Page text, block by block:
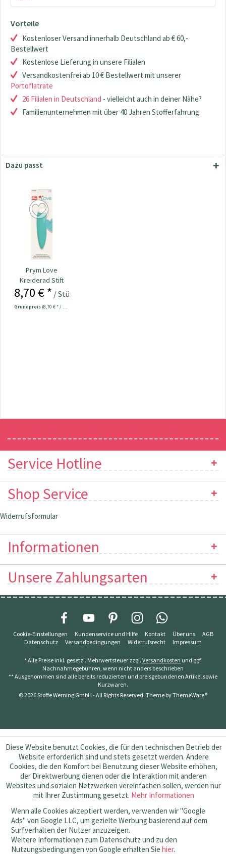
Vorteile
Kostenloser Versand innerhalb Deutschland ab € 60,-
Bestellwert
Kostenlose Lieferung in unsere Filialen
Versandkostenfrei ab 10 € Bestellwert mit unserer
Portoflatrate
26 Filialen in Deutschland - vielleicht auch in deiner Nähe?
Familienunternehmen mit über 40 Jahren Stofferfahrung
Dazu passt
Prym Love
Kreiderad Stift
ergonomic Nr.
8,70 € * / Stück
Grundpreis (8,70 € * / 1 Stück)
Service Hotline
Shop Service
Widerrufsformular
Informationen
Unsere Zahlungsarten
Cookie-Einstellungen Kundenservice und Hilfe Kontakt Über uns
AGB
Datenschutz
Versandbedingungen Widerrufsrecht Impressum
* Alle Preise inkl. gesetzl. Mehrwertsteuer zzgl. Versandkosten und ggf.
Nachnahmegebühren, wenn nicht anders beschrieben
** Ausgenommen sind alle bereits reduzierten und preisgebundenen Artikel sowie
Kurzwaren.
© 2026 Stoffe Werning GmbH - All Rights Reserved. Theme byThemeWare®
Diese Website benutzt Cookies, die für den technischen Betrieb der
Website erforderlich sind und stets gesetzt werden. Andere
Cookies, die den Komfort bei Benutzung dieser Website erhöhen,
der Direktwerbung dienen oder die Interaktion mit anderen
Websites und sozialen Netzwerken vereinfachen sollen, werden nur
mit Ihrer Zustimmung gesetzt. Mehr Informationen
Wenn alle Cookies akzeptiert werden, verwenden wir "Google
Ads" von Google LLC, um gezielte Werbung basierend auf dem
Surfverhalten der Nutzer anzuzeigen.
Weitere Informationen zum Datenschutz und zu den
Nutzungsbedingungen von Google erhalten Sie hier.